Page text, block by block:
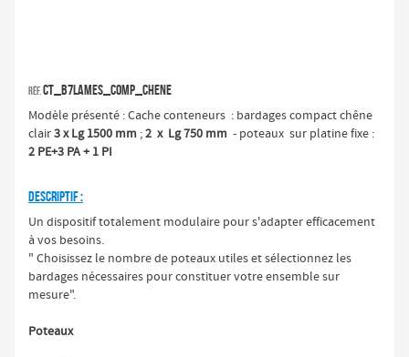
Réf. CT_B7LAMES_Comp_chene
Modèle présenté : Cache conteneurs : bardages compact chêne
clair3 x Lg 1500 mm ;2 x Lg 750 mm - poteaux sur platine fixe :
2 PE+3 PA + 1 PI
DESCRIPTIF :
Un dispositif totalement modulaire pour s'adapter efficacement
à vos besoins.
" Choisissez le nombre de poteaux utiles et sélectionnez les
bardages nécessaires pour constituer votre ensemble sur
mesure".
Poteaux